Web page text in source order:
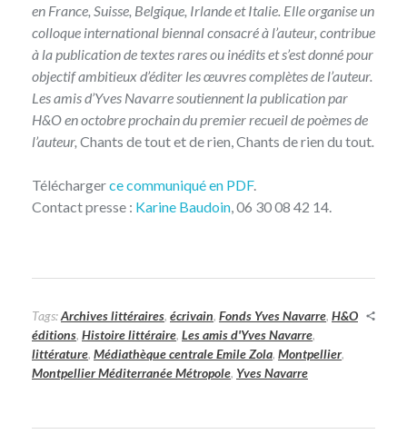
en France, Suisse, Belgique, Irlande et Italie. Elle organise un
colloque international biennal consacré à l’auteur, contribue
à la publication de textes rares ou inédits et s’est donné pour
objectif ambitieux d’éditer les œuvres complètes de l’auteur.
Les amis d’Yves Navarre soutiennent la publication par
H&O en octobre prochain du premier recueil de poèmes de
l’auteur, Chants de tout et de rien, Chants de rien du tout
Téléchargerce communiqué en PDF.
Contact presse : Karine Baudoin , 06 30 08 42 14.
Tags:Archives littéraires, écrivain, Fonds Yves Navarre, H&O
éditions, Histoire littéraire, Les amis d'Yves Navarre,
littérature, Médiathèque centrale Emile Zola, Montpellier,
Montpellier Méditerranée Métropole, Yves Navarre